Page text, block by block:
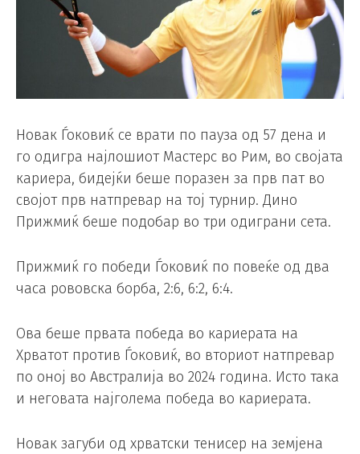
Новак Ѓоковиќ се врати по пауза од 57 дена и
го одигра најлошиот Мастерс во Рим, во својата
кариера, бидејќи беше поразен за прв пат во
својот прв натпревар на тој турнир. Дино
Прижмиќ беше подобар во три одиграни сета.
Прижмиќ го победи Ѓоковиќ по повеќе од два
часа рововска борба, 2:6, 6:2, 6:4.
Ова беше првата победа во кариерата на
Хрватот против Ѓоковиќ, во вториот натпревар
по оној во Австралија во 2024 година. Исто така
и неговата најголема победа во кариерата.
Новак загуби од хрватски тенисер на земјена